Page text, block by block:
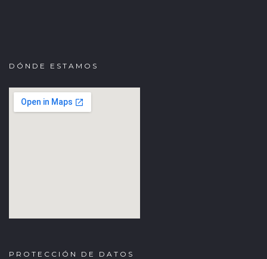
DÓNDE ESTAMOS
PROTECCIÓN DE DATOS